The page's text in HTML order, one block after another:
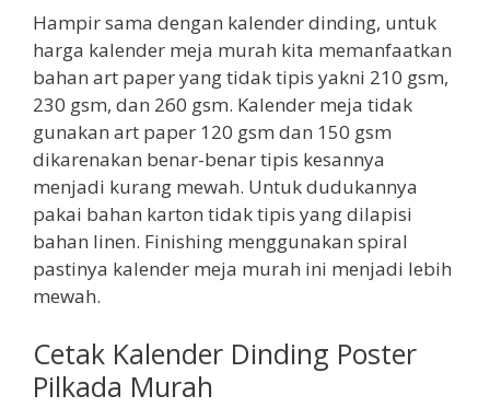
Hampir sama dengan kalender dinding, untuk
harga kalender meja murah kita memanfaatkan
bahan art paper yang tidak tipis yakni 210 gsm,
230 gsm, dan 260 gsm. Kalender meja tidak
gunakan art paper 120 gsm dan 150 gsm
dikarenakan benar-benar tipis kesannya
menjadi kurang mewah. Untuk dudukannya
pakai bahan karton tidak tipis yang dilapisi
bahan linen. Finishing menggunakan spiral
pastinya kalender meja murah ini menjadi lebih
mewah.
Cetak Kalender Dinding Poster
Pilkada Murah